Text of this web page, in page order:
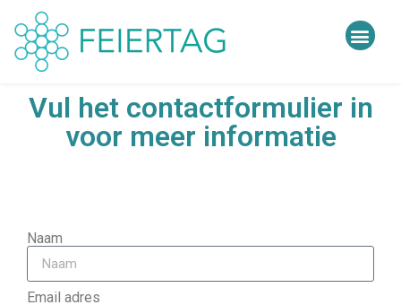
Vul het contactformulier in
voor meer informatie
Naam
Email adres